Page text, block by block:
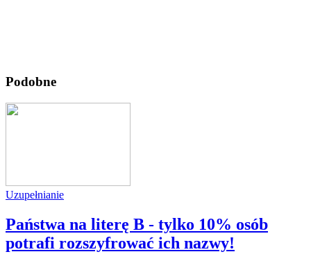
Podobne
Uzupełnianie
Państwa na literę B - tylko 10% osób
potrafi rozszyfrować ich nazwy!